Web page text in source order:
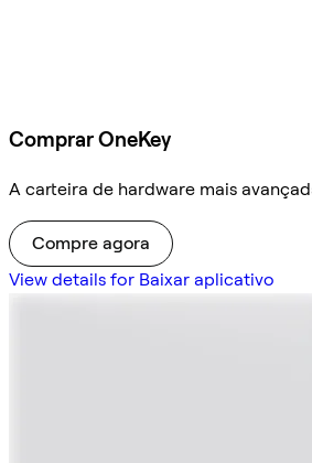
Comprar OneKey
A carteira de hardware mais
Compre agora
View details for Baixar aplicativo